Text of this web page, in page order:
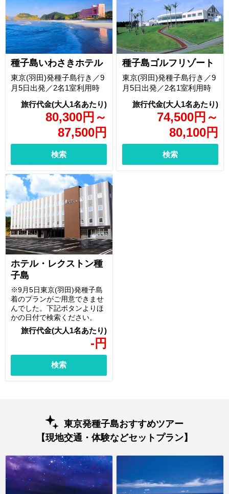
種子島いわさきホテル
80,300円 ～
87,500円
東京(羽田)発種子島行き／9
月5日出発／2名1室利用時
検索
種子島ゴルフリゾート
74,500円 ～
80,100円
東京(羽田)発種子島行き／9
月5日出発／2名1室利用時
検索
ホテル・レクストン種
子島
- 円
※9月5日東京(羽田)発種子島
着のプランがご用意できませ
んでした。下記ボタンよりほ
かの日付で検索ください。
検索
東京発種子島おすすめツアー
【現地交通・体験などセットプラン】